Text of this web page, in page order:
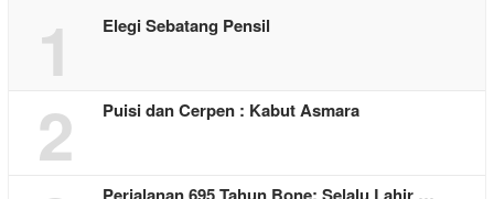
1 Elegi Sebatang Pensil
2 Puisi dan Cerpen : Kabut Asmara